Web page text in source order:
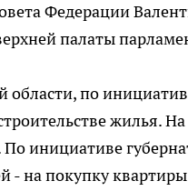
Федерации
палаты
области, по
жилья.
По инициативе
- на покупку